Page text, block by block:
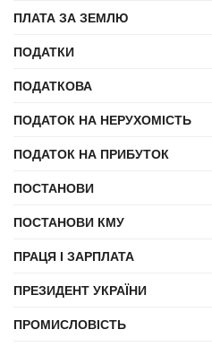
ПЛАТА ЗА ЗЕМЛЮ
ПОДАТКИ
ПОДАТКОВА
ПОДАТОК НА НЕРУХОМІСТЬ
ПОДАТОК НА ПРИБУТОК
ПОСТАНОВИ
ПОСТАНОВИ КМУ
ПРАЦЯ І ЗАРПЛАТА
ПРЕЗИДЕНТ УКРАЇНИ
ПРОМИСЛОВІСТЬ